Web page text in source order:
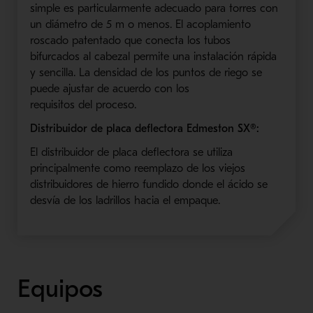
simple es particularmente adecuado para torres con
un diámetro de 5 m o menos. El acoplamiento
roscado patentado que conecta los tubos
bifurcados al cabezal permite una instalación rápida
y sencilla. La densidad de los puntos de riego se
puede ajustar de acuerdo con los
requisitos del proceso.
Distribuidor de placa deflectora Edmeston SX®:
El distribuidor de placa deflectora se utiliza
principalmente como reemplazo de los viejos
distribuidores de hierro fundido donde el ácido se
desvía de los ladrillos hacia el empaque.
Equipos